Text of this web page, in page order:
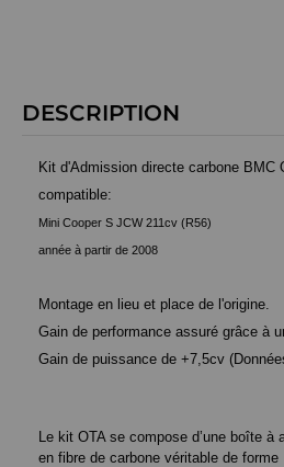
DESCRIPTION
Kit d'Admission directe carbone BMC
compatible:
Mini Cooper S JCW 211cv (R56)
année à partir de 2008
Montage en lieu et place de l'origine.
Gain de performance assuré grâce à
Gain de puissance de +7,5cv
Le kit OTA se compose d’une boîte à
en fibre de carbone véritable de forme